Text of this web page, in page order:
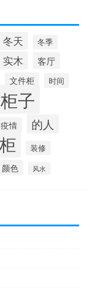
冬天 冬季
实木 客厅
文件柜 时间
柜子
疫情 的人
装修
颜色 风水